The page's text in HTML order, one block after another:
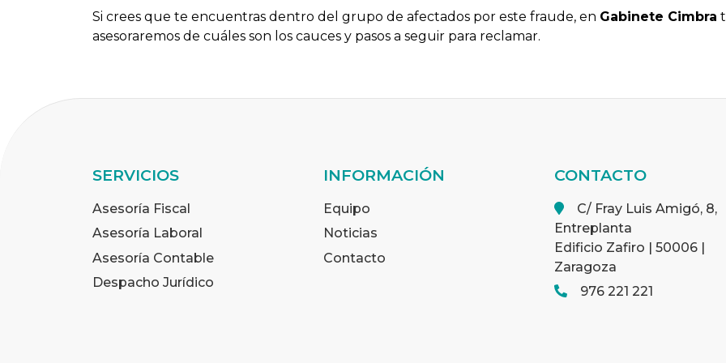
Si crees que te encuentras dentro del grupo de afectados por este fraude, en Gabinete Cimbra
asesoraremos de cuáles son los cauces y pasos a seguir para reclamar.
SERVICIOS
Asesoría Fiscal
Asesoría Laboral
Asesoría Contable
Despacho Jurídico
INFORMACIÓN
Equipo
Noticias
Contacto
CONTACTO
C/ Fray Luis Amigó, 8,
Entreplanta
Edificio Zafiro | 50006 |
Zaragoza
976 221 221